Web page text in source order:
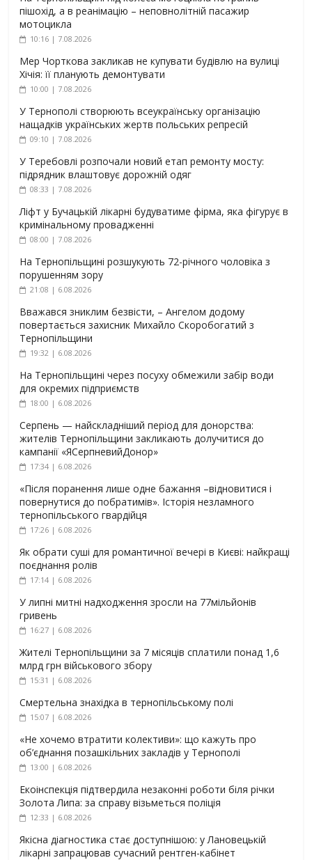
пішохід, а в реанімацію – неповнолітній пасажир
мотоцикла
10:16 | 7.08.2026
Мер Чорткова закликав не купувати будівлю на вулиці
Хічія: її планують демонтувати
10:00 | 7.08.2026
У Тернополі створюють всеукраїнську організацію
нащадків українських жертв польських репресій
09:10 | 7.08.2026
У Теребовлі розпочали новий етап ремонту мосту:
підрядник влаштовує дорожній одяг
08:33 | 7.08.2026
Ліфт у Бучацькій лікарні будуватиме фірма, яка фігурує в
кримінальному провадженні
08:00 | 7.08.2026
На Тернопільщині розшукують 72-річного чоловіка з
порушенням зору
21:08 | 6.08.2026
Вважався зниклим безвісти, – Ангелом додому
повертається захисник Михайло Скоробогатий з
Тернопільщини
19:32 | 6.08.2026
На Тернопільщині через посуху обмежили забір води
для окремих підприємств
18:00 | 6.08.2026
Серпень — найскладніший період для донорства:
жителів Тернопільщини закликають долучитися до
кампанії «ЯСерпневийДонор»
17:34 | 6.08.2026
«Після поранення лише одне бажання –відновитися і
повернутися до побратимів». Історія незламного
тернопільського гвардійця
17:26 | 6.08.2026
Як обрати суші для романтичної вечері в Києві: найкращі
поєднання ролів
17:14 | 6.08.2026
У липні митні надходження зросли на 77мільйонів
гривень
16:27 | 6.08.2026
Жителі Тернопільщини за 7 місяців сплатили понад 1,6
млрд грн військового збору
15:31 | 6.08.2026
Смертельна знахідка в тернопільському полі
15:07 | 6.08.2026
«Не хочемо втратити колективи»: що кажуть про
об’єднання позашкільних закладів у Тернополі
13:00 | 6.08.2026
Екоінспекція підтвердила незаконні роботи біля річки
Золота Липа: за справу візьметься поліція
12:33 | 6.08.2026
Якісна діагностика стає доступнішою: у Лановецькій
лікарні запрацював сучасний рентген-кабінет